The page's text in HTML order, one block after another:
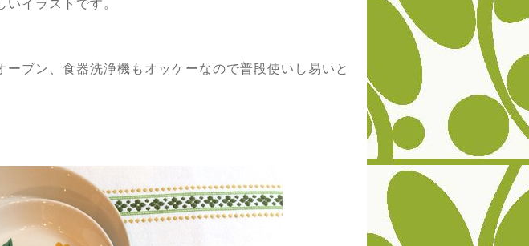
いイラストです。
ーブン、食器洗浄機もオッケーなので普段使いし易いと